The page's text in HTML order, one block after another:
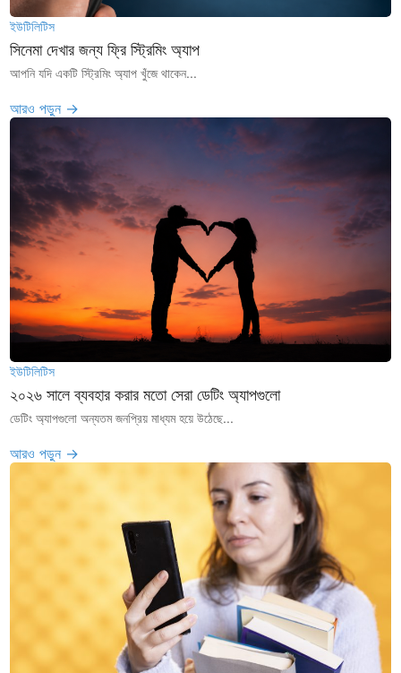
ইউটিলিটিস
সিনেমা দেখার জন্য ফ্রি স্ট্রিমিং অ্যাপ
আপনি যদি একটি স্ট্রিমিং অ্যাপ খুঁজে থাকেন...
আরও পড়ুন →
ইউটিলিটিস
২০২৬ সালে ব্যবহার করার মতো সেরা ডেটিং অ্যাপগুলো
ডেটিং অ্যাপগুলো অন্যতম জনপ্রিয় মাধ্যম হয়ে উঠেছে...
আরও পড়ুন →